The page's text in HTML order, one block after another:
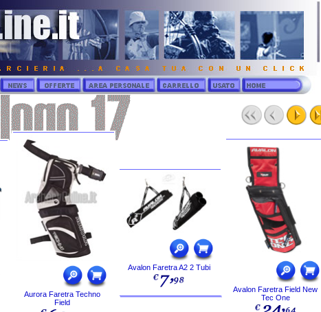
Aurora Faretra Techno
Field
Avalon Faretra A2 2 Tubi
Avalon Faretra Field New
Tec One